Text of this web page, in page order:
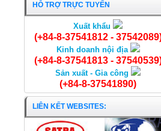
Cá Đóng Cát muối xả ớt
HỖ TRỢ TRỰC TUYẾN
Xuất khẩu
(+84-8-37541812 -
Kinh doanh nội địa
(+84-8-37541813 -
Sản xuất - Gia công
(+84-8-37541890)
LIÊN KẾT WEBSITES: